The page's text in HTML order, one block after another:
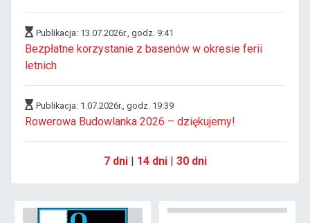
Publikacja: 13.07.2026r., godz. 9:41
Bezpłatne korzystanie z basenów w okresie ferii
letnich
Publikacja: 1.07.2026r., godz. 19:39
Rowerowa Budowlanka 2026 – dziękujemy!
7 dni| 14 dni| 30 dni